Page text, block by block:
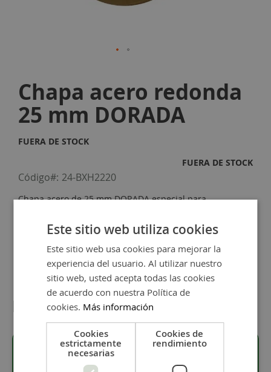
the
beginning
of
the
images
Chapa acero redonda
25 mm DORADA
FUERA DE STOCK
FUERA DE STOCK
Código 24-BXH2220
Chapa acero de 25 mm DORADA especial para
0,95 €
Detalles
Este sitio web utiliza cookies
Este sitio web usa cookies para mejorar la
experiencia del usuario. Al utilizar nuestro
sitio web, usted acepta todas las cookies
de acuerdo con nuestra Política de
cookies. Más información
Cookies
estrictamente
necesarias
Cookies de
rendimiento